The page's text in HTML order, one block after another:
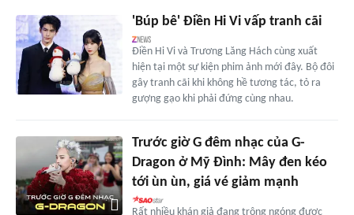
'Búp bê' Điền Hi Vi vấp tranh cãi
Điền Hi Vi và Trương Lăng Hách cùng xuất
hiện tại một sự kiện phim ảnh mới đây. Bộ đôi
gây tranh cãi khi không hề tương tác, tỏ ra
gượng gạo khi phải đứng cùng nhau.
Trước giờ G đêm nhạc của G-
Dragon ở Mỹ Đình: Mây đen kéo
tới ùn ùn, giá vé giảm mạnh
Rất nhiều khán giả đang trông ngóng được